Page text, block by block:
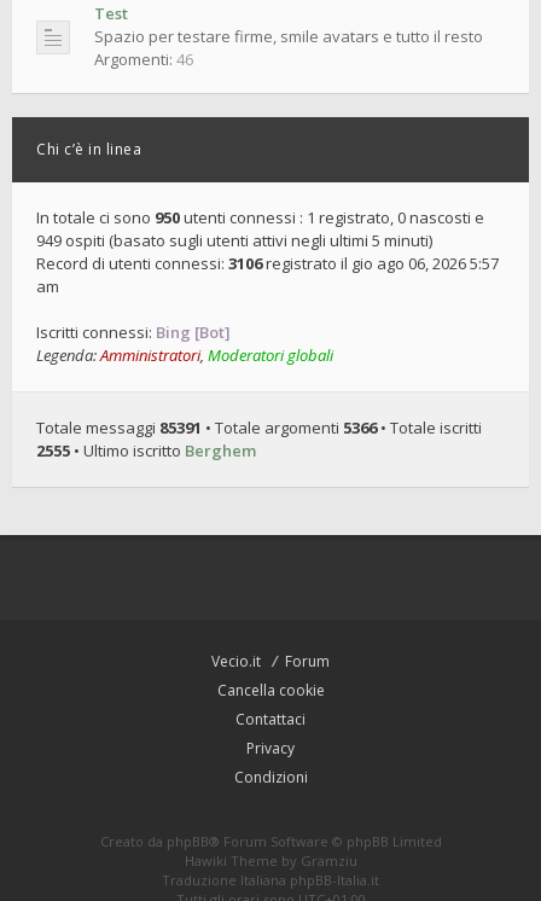
Test
Spazio per testare firme, smile avatars e tutto il resto
Argomenti: 46
Chi c’è in linea
In totale ci sono 950utenti connessi : 1 registrato, 0 nascosti e
949 ospiti (basato sugli utenti attivi negli ultimi 5 minuti)
Record di utenti connessi: 3106registrato il gio ago 06, 2026 5:57
am
Iscritti connessi: Bing [Bot]
Legenda:Amministratori, Moderatori globali
Totale messaggi 85391 • Totale argomenti 5366• Totale iscritti
2555 • Ultimo iscritto Berghem
Vecio.it
Forum
Cancella cookie
Contattaci
Privacy
Condizioni
Creato da phpBB® Forum Software © phpBB Limited
Hawiki Theme by Gramziu
Traduzione Italiana phpBB-Italia.it